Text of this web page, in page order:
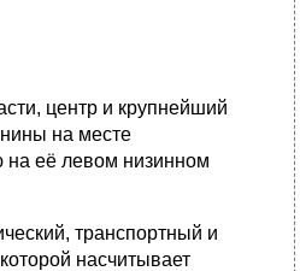
центр и крупнейший
на месте
на её левом низинном
транспортный и
насчитывает